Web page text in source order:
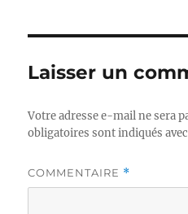
Laisser un
Votre adresse e-mail ne sera
obligatoires sont indiqués avec
COMMENTAIRE *